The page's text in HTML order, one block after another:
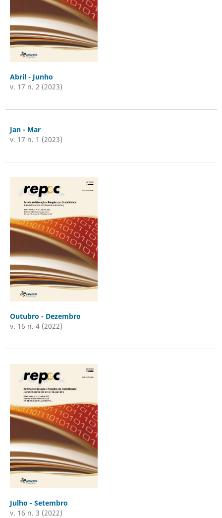
Abril - Junho
v. 17 n. 2 (2023)
Jan - Mar
v. 17 n. 1 (2023)
Outubro - Dezembro
v. 16 n. 4 (2022)
Julho - Setembro
v. 16 n. 3 (2022)